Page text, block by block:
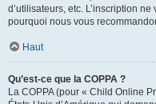
d’utilisateurs, etc. L’inscription
pourquoi nous vous
Haut
Qu’est-ce que la COPPA ?
La COPPA (pour « Child Online